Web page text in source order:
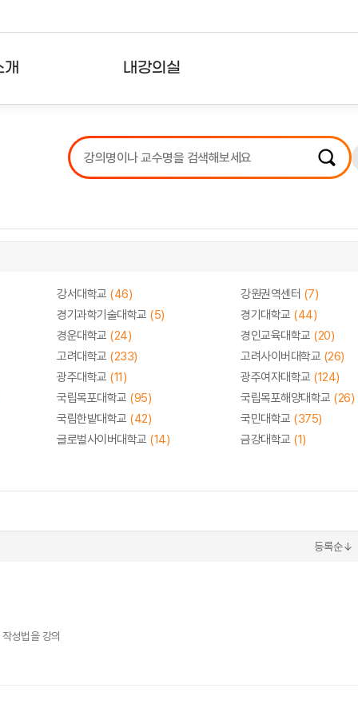
내강의실
강의리스트
수강확인증강의
강서대학교 (46) 강원권역센터 (7)
경기과학기술대학교 (5) 경기대학교 (44)
경운대학교 (24) 경인교육대학교 (20)
고려대학교 (233) 고려사이버대학교 (26)
광주대학교 (11) 광주여자대학교 (124)
국립목포대학교 (95) 국립목포해양대학교 (26)
국립한밭대학교 (42) 국민대학교 (375)
글로벌사이버대학교 (14) 금강대학교 (1)
등록순↓
성법을 강의